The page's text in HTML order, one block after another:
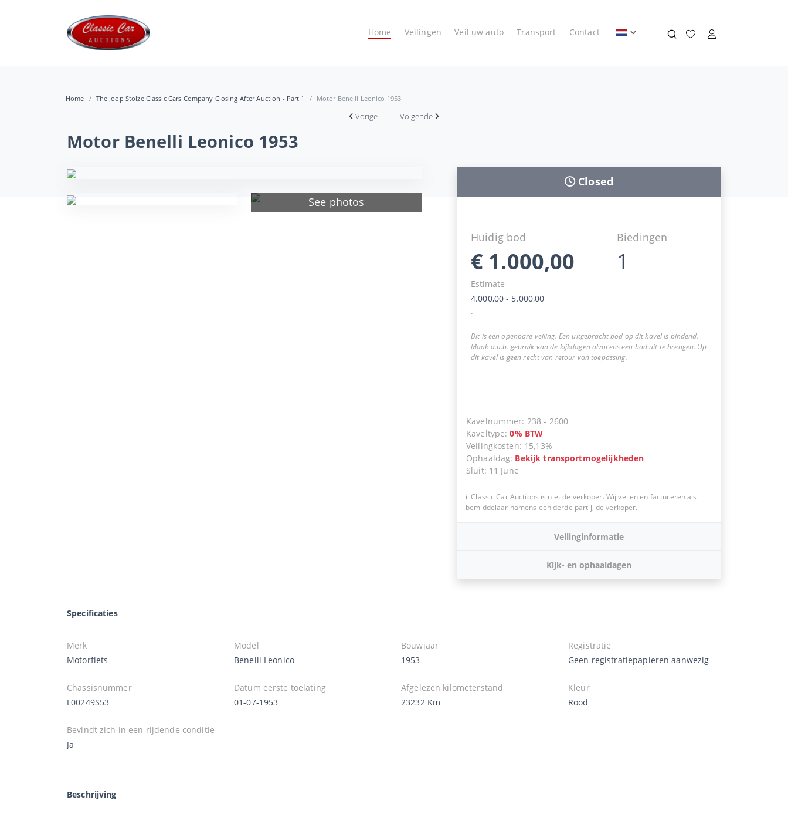
Home Veilingen Veil uw auto Transport Contact
Home The Joop Stolze Classic Cars Company Closing After Auction - Part 1 Motor Benelli Leonico 1953
Vorige Volgende
Motor Benelli Leonico 1953
See photos
Closed
Huidig bod
€ 1.000,00
Biedingen
1
Estimate
4.000,00 - 5.000,00
.
Dit is een openbare veiling. Een uitgebracht bod op dit kavel is bindend.
Maak a.u.b. gebruik van de kijkdagen alvorens een bod uit te brengen. Op
dit kavel is geen recht van retour van toepassing.
Kavelnummer: 238 - 2600
Kaveltype:0% BTW
Veilingkosten: 15,13%
Ophaaldag: Bekijk transportmogelijkheden
Sluit: 11 June
Classic Car Auctions is niet de verkoper. Wij veilen en factureren als
bemiddelaar namens een derde partij, de verkoper.
Veilinginformatie
Kijk- en ophaaldagen
Specificaties
Merk
Motorfiets
Model
Benelli Leonico
Bouwjaar
1953
Registratie
Geen registratiepapieren aanwezig
Chassisnummer
L00249S53
Datum eerste toelating
01-07-1953
Afgelezen kilometerstand
23232 Km
Kleur
Rood
Bevindt zich in een rijdende conditie
Ja
Beschrijving